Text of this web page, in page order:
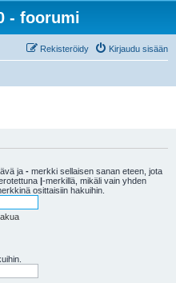
- foorumi
Kirjaudu sisään
Rekisteröidy
ja - merkki sellaisen sanan eteen, jota
|-merkillä, mikäli vain yhden
osittaisiin hakuihin.